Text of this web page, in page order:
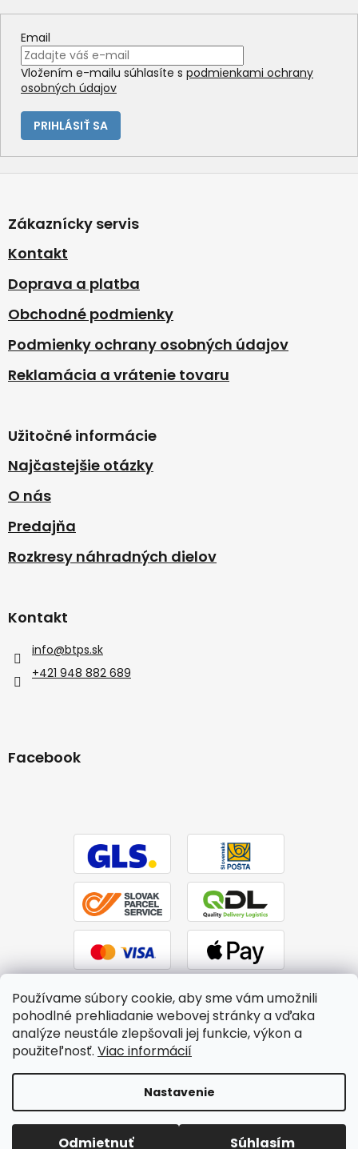
Používame súbory cookie, aby sme vám umožnili
pohodlné prehliadanie webovej stránky a vďaka
analýze neustále zlepšovali jej funkcie, výkon a
použiteľnosť. Viac informácií
Nastavenie
Odmietnuť Súhlasím
Email
Vložením e-mailu súhlasíte s podmienkami ochrany
osobných údajov
PRIHLÁSIŤ SA
p
ä
e
Zákaznícky servis
Kontakt
Doprava a platba
Obchodné podmienky
Podmienky ochrany osobných údajov
Reklamácia a vrátenie tovaru
Užitočné informácie
Najčastejšie otázky
O nás
Predajňa
Rozkresy náhradných dielov
Kontakt
info@btps.sk
+421 948 882 689
Facebook
Copyright 2026BTPS.sk. Všetky práva vyhradené.Upraviť
nastavenie cookies